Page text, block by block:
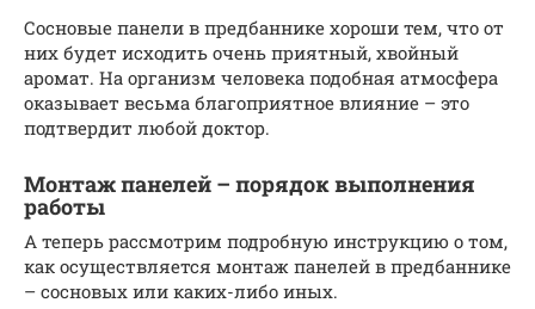
Сосновые панели в предбаннике хороши тем, что от
них будет исходить очень приятный, хвойный
аромат. На организм человека подобная атмосфера
оказывает весьма благоприятное влияние – это
подтвердит любой доктор.
Монтаж панелей – порядок выполнения
работы
А теперь рассмотрим подробную инструкцию о том,
как осуществляется монтаж панелей в предбаннике
– сосновых или каких-либо иных.